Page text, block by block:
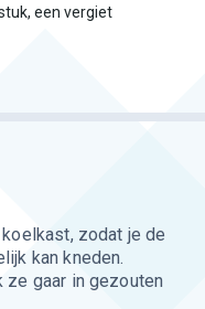
een vergiet
zodat je de
kan kneden.
ze gaar in gezouten